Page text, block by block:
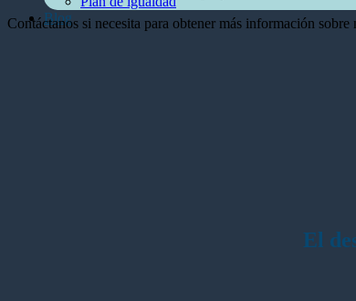
Blog
Contáctanos si necesita para obtener más información
El